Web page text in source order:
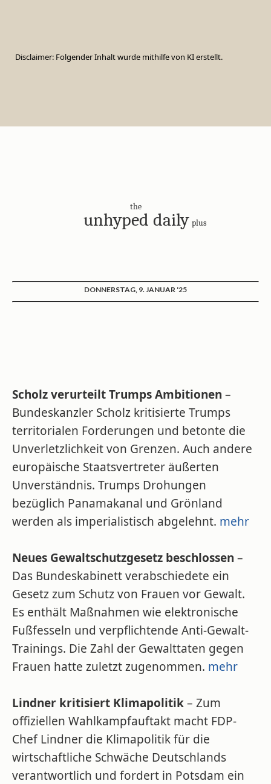
Disclaimer: Folgender Inhalt wurde mithilfe von KI erstellt.
the
unhyped daily plus
DONNERSTAG, 9. JANUAR '25
Scholz verurteilt Trumps Ambitionen –
Bundeskanzler Scholz kritisierte Trumps
territorialen Forderungen und betonte die
Unverletzlichkeit von Grenzen. Auch andere
europäische Staatsvertreter äußerten
Unverständnis. Trumps Drohungen
bezüglich Panamakanal und Grönland
werden als imperialistisch abgelehnt. mehr
Neues Gewaltschutzgesetz beschlossen –
Das Bundeskabinett verabschiedete ein
Gesetz zum Schutz von Frauen vor Gewalt.
Es enthält Maßnahmen wie elektronische
Fußfesseln und verpflichtende Anti-Gewalt-
Trainings. Die Zahl der Gewalttaten gegen
Frauen hatte zuletzt zugenommen. mehr
Lindner kritisiert Klimapolitik– Zum
offiziellen Wahlkampfauftakt macht FDP-
Chef Lindner die Klimapolitik für die
wirtschaftliche Schwäche Deutschlands
verantwortlich und fordert in Potsdam ein